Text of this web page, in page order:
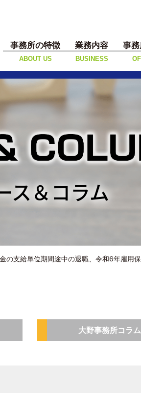
事務所の特徴
ABOUT US
業務内容
BUSINESS
事
ス＆コラム
の支給単位期間途中の退職、令和6年雇用
大野事務所コラム